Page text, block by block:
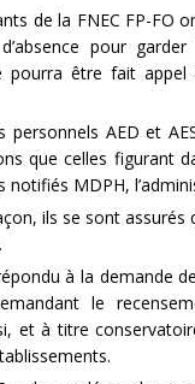
de la FNEC FP-FO
d’absence pour
être fait appel
personnels AED et
que celles figurant
notifiés MDPH,
ils se sont
à la demande
le
et à titre